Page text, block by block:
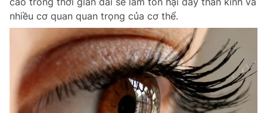
nhiều cơ quan quan trọng của cơ thể.